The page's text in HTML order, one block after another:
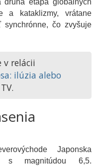
druhá etapa globálnych
a kataklizmy, vrátane
synchrónne, čo zvyšuje
v relácii
ilúzia alebo
Japonska
s magnitúdou 6,5.